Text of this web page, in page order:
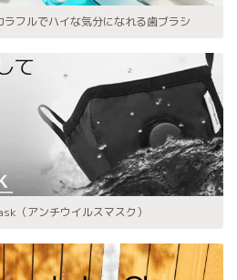
フルでハイな気分になれる歯ブラシ
（アンチウイルスマスク）